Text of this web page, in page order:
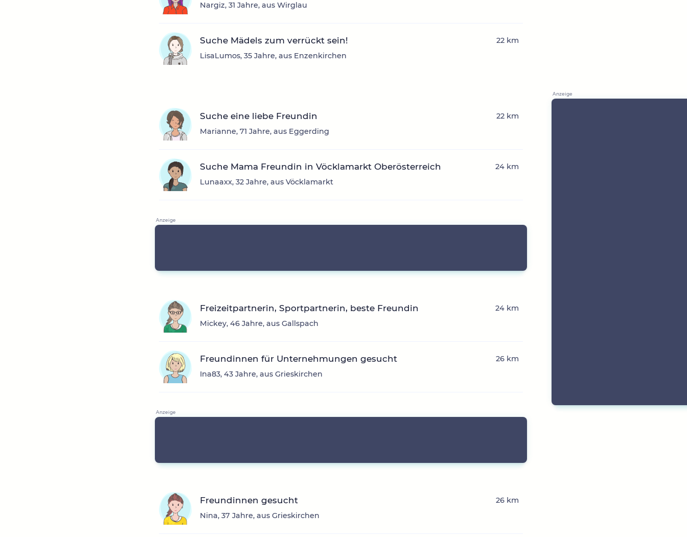
Nargiz, 31 Jahre, aus Wirglau
Suche Mädels zum verrückt sein!
LisaLumos, 35 Jahre, aus Enzenkirchen
22 km
Suche eine liebe Freundin
Marianne, 71 Jahre, aus Eggerding
22 km
Suche Mama Freundin in Vöcklamarkt Oberösterreich
Lunaaxx, 32 Jahre, aus Vöcklamarkt
24 km
Freizeitpartnerin, Sportpartnerin, beste Freundin
Mickey, 46 Jahre, aus Gallspach
24 km
Freundinnen für Unternehmungen gesucht
Ina83, 43 Jahre, aus Grieskirchen
26 km
Freundinnen gesucht
Nina, 37 Jahre, aus Grieskirchen
26 km